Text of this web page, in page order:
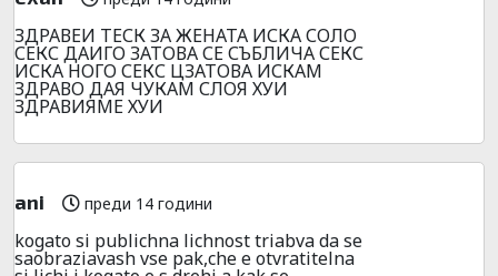
ЗДРАВЕИ ТЕСК ЗА ЖЕНАТА ИСКА СОЛО
СЕКС ДАИГО ЗАТОВА СЕ СЪБЛИЧА СЕКС
ИСКА НОГО СЕКС ЦЗАТОВА ИСКАМ
ЗДРАВО ДАЯ ЧУКАМ СЛОЯ ХУИ
ЗДРАВИЯМЕ ХУИ
ani преди 14 години
kogato si publichna lichnost triabva da se
saobraziavash vse pak,che e otvratitelna